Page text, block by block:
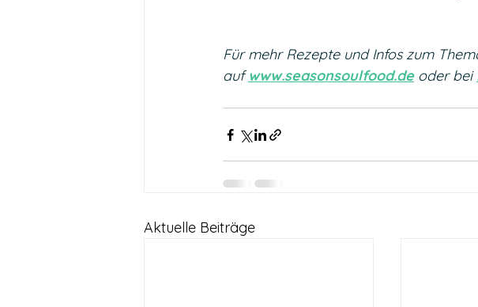
Für mehr Rezepte und Infos zum
auf www.seasonsoulfood.de oder bei
Aktuelle Beiträge